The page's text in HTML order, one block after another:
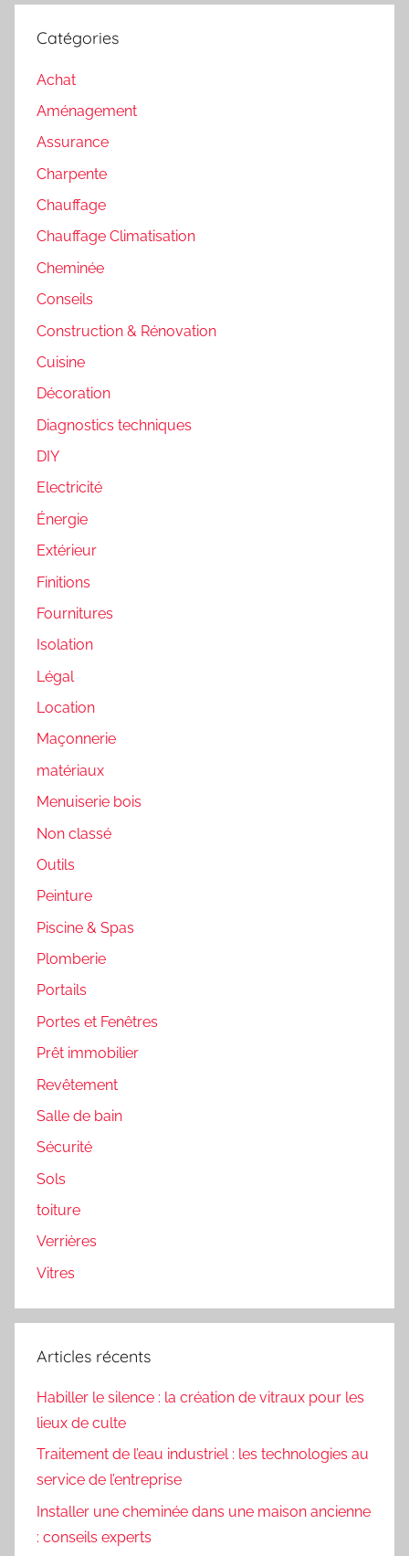
Catégories
Achat
Aménagement
Assurance
Charpente
Chauffage
Chauffage Climatisation
Cheminée
Conseils
Construction & Rénovation
Cuisine
Décoration
Diagnostics techniques
DIY
Electricité
Énergie
Extérieur
Finitions
Fournitures
Isolation
Légal
Location
Maçonnerie
matériaux
Menuiserie bois
Non classé
Outils
Peinture
Piscine & Spas
Plomberie
Portails
Portes et Fenêtres
Prêt immobilier
Revêtement
Salle de bain
Sécurité
Sols
toiture
Verrières
Vitres
Articles récents
Habiller le silence : la création de vitraux pour les
lieux de culte
Traitement de l’eau industriel : les technologies au
service de l’entreprise
Installer une cheminée dans une maison ancienne
: conseils experts